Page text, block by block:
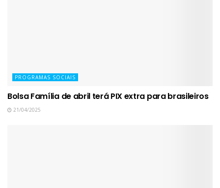
PROGRAMAS SOCIAIS
Bolsa Família de abril terá PIX extra para brasileiros
21/04/2025